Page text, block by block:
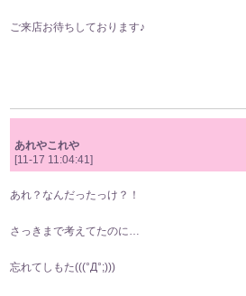
ご来店お待ちしております♪
あれやこれや
[11-17 11:04:41]
あれ？なんだったっけ？！
さっきまで考えてたのに…
忘れてしもた(((°Д°;)))